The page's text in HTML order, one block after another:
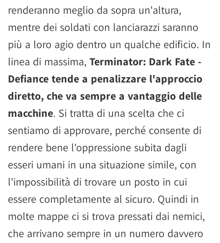
renderanno meglio da sopra un'altura,
mentre dei soldati con lanciarazzi saranno
più a loro agio dentro un qualche edificio. In
linea di massima, Terminator: Dark Fate -
Defiance tende a penalizzare l'approccio
diretto, che va sempre a vantaggio delle
macchine. Si tratta di una scelta che ci
sentiamo di approvare, perché consente di
rendere bene l'oppressione subita dagli
esseri umani in una situazione simile, con
l'impossibilità di trovare un posto in cui
essere completamente al sicuro. Quindi in
molte mappe ci si trova pressati dai nemici,
che arrivano sempre in un numero davvero